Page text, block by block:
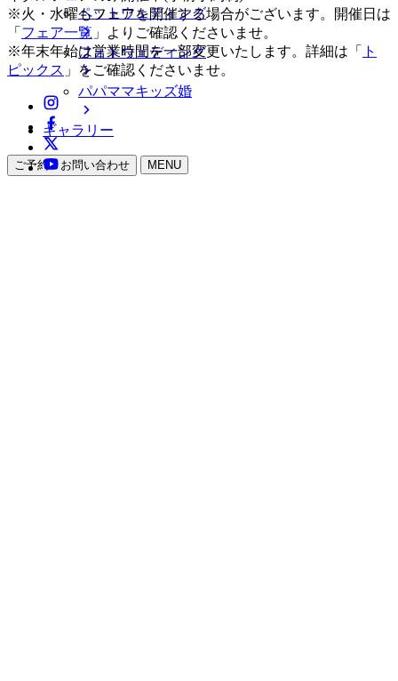
ペットウェディング
フォトウェディング
パパママキッズ婚
ギャラリー
ご予約・お問い合わせ MENU
※火・水曜もフェアを開催する場合がございます。開催日は
「 フェア一覧 」よりご確認くださいませ。
※年末年始は営業時間を一部変更いたします。詳細は「
ト
ピックス 」をご確認くださいませ。